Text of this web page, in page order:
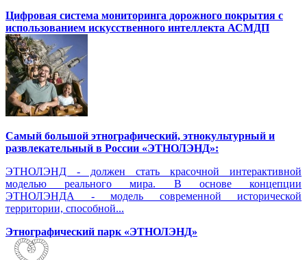
Цифровая система мониторинга дорожного покрытия с
использованием искусственного интеллекта АСМДП
Самый большой этнографический, этнокультурный и
развлекательный в России «ЭТНОЛЭНД»:
ЭТНОЛЭНД - должен стать красочной интерактивной
моделью реального мира. В основе концепции
ЭТНОЛЭНДА - модель современной исторической
территории, способной...
Этнографический парк «ЭТНОЛЭНД»